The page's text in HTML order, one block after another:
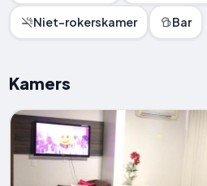
Niet-rokerskamer Bar
Kamers